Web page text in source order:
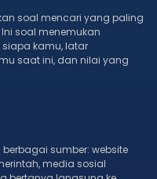
soal mencari yang paling
soal menemukan
kamu, latar
saat ini, dan nilai yang
sumber: website
media sosial